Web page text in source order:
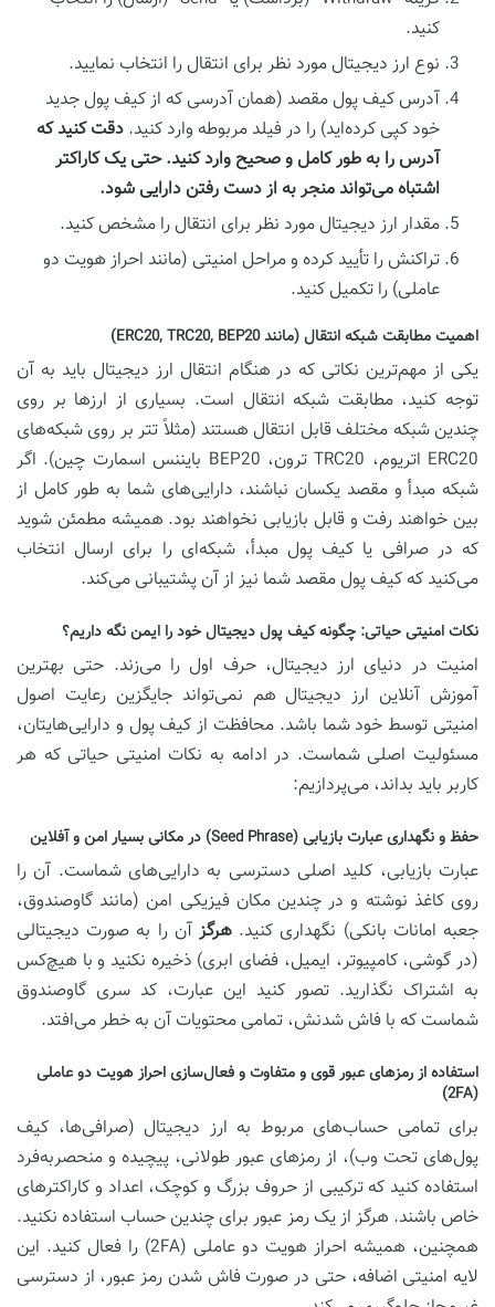
کنید.
نوع ارز دیجیتال مورد نظر برای انتقال را انتخاب نمایید.
آدرس کیف پول مقصد (همان آدرسی که از کیف پول جدید
خود کپی کرده‌اید) را در فیلد مربوطه وارد کنید. دقت کنید که
آدرس را به طور کامل و صحیح وارد کنید. حتی یک کاراکتر
اشتباه می‌تواند منجر به از دست رفتن دارایی شود.
مقدار ارز دیجیتال مورد نظر برای انتقال را مشخص کنید.
تراکنش را تأیید کرده و مراحل امنیتی (مانند احراز هویت دو
عاملی) را تکمیل کنید.
اهمیت مطابقت شبکه انتقال (مانند ERC20, TRC20, BEP20)
یکی از مهم‌ترین نکاتی که در هنگام انتقال ارز دیجیتال باید به آن
توجه کنید، مطابقت شبکه انتقال است. بسیاری از ارزها بر روی
چندین شبکه مختلف قابل انتقال هستند (مثلاً تتر بر روی شبکه‌های
ERC20 اتریوم، TRC20 ترون، BEP20 بایننس اسمارت چین). اگر
شبکه مبدأ و مقصد یکسان نباشند، دارایی‌های شما به طور کامل از
بین خواهند رفت و قابل بازیابی نخواهند بود. همیشه مطمئن شوید
که در صرافی یا کیف پول مبدأ، شبکه‌ای را برای ارسال انتخاب
می‌کنید که کیف پول مقصد شما نیز از آن پشتیبانی می‌کند.
نکات امنیتی حیاتی: چگونه کیف پول دیجیتال خود را ایمن نگه داریم؟
امنیت در دنیای ارز دیجیتال، حرف اول را می‌زند. حتی بهترین
آموزش آنلاین ارز دیجیتال هم نمی‌تواند جایگزین رعایت اصول
امنیتی توسط خود شما باشد. محافظت از کیف پول و دارایی‌هایتان،
مسئولیت اصلی شماست. در ادامه به نکات امنیتی حیاتی که هر
کاربر باید بداند، می‌پردازیم:
حفظ و نگهداری عبارت بازیابی (Seed Phrase) در مکانی بسیار امن و آفلاین
عبارت بازیابی، کلید اصلی دسترسی به دارایی‌های شماست. آن را
روی کاغذ نوشته و در چندین مکان فیزیکی امن (مانند گاوصندوق،
جعبه امانات بانکی) نگهداری کنید. هرگز آن را به صورت دیجیتالی
(در گوشی، کامپیوتر، ایمیل، فضای ابری) ذخیره نکنید و با هیچ‌کس
به اشتراک نگذارید. تصور کنید این عبارت، کد سری گاوصندوق
شماست که با فاش شدنش، تمامی محتویات آن به خطر می‌افتد.
استفاده از رمزهای عبور قوی و متفاوت و فعال‌سازی احراز هویت دو عاملی
(2FA)
برای تمامی حساب‌های مربوط به ارز دیجیتال (صرافی‌ها، کیف
پول‌های تحت وب)، از رمزهای عبور طولانی، پیچیده و منحصربه‌فرد
استفاده کنید که ترکیبی از حروف بزرگ و کوچک، اعداد و کاراکترهای
خاص باشند. هرگز از یک رمز عبور برای چندین حساب استفاده نکنید.
همچنین، همیشه احراز هویت دو عاملی (2FA) را فعال کنید. این
لایه امنیتی اضافه، حتی در صورت فاش شدن رمز عبور، از دسترسی